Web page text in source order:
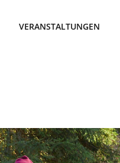
VERANSTALTUNGEN